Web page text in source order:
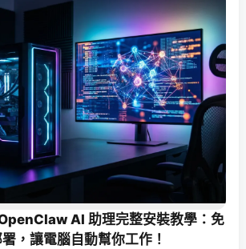
AI 助理完整安裝教學：免
，讓電腦自動幫你工作！